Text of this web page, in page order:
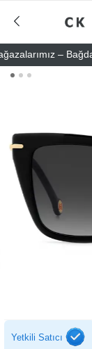
– Bağdat
Yetkili Satıcı